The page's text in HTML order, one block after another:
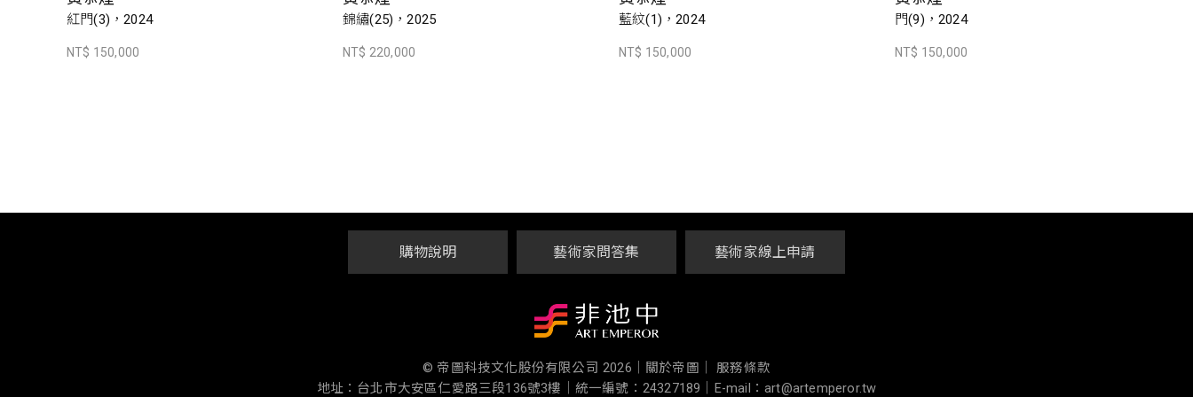
紅門(3)，2024
NT$ 150,000
錦繡(25)，2025
NT$ 220,000
藍紋(1)，2024
NT$ 150,000
門(9)，2024
NT$ 150,000
購物說明 藝術家問答集 藝術家線上申請
© 帝圖科技文化股份有限公司 2026 關於帝圖｜
服務條款
地址：台北市大安區仁愛路三段136號3樓
統一編號：24327189 E-mail：art@artemperor.tw